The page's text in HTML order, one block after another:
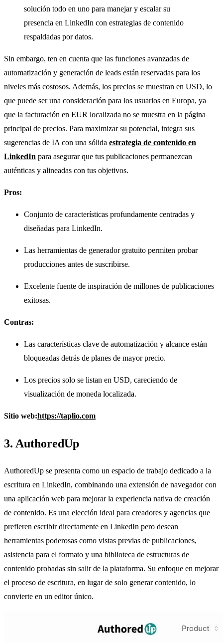
solución todo en uno para manejar y escalar su
presencia en LinkedIn con estrategias de contenido
respaldadas por datos.
Sin embargo, ten en cuenta que las funciones avanzadas de
automatización y generación de leads están reservadas para los
niveles más costosos. Además, los precios se muestran en USD, lo
que puede ser una consideración para los usuarios en Europa, ya
que la facturación en EUR localizada no se muestra en la página
principal de precios. Para maximizar su potencial, integra sus
sugerencias de IA con una sólida estrategia de contenido en
LinkedIn para asegurar que tus publicaciones permanezcan
auténticas y alineadas con tus objetivos.
Pros:
Conjunto de características profundamente centradas y
diseñadas para LinkedIn.
Las herramientas de generador gratuito permiten probar
producciones antes de suscribirse.
Excelente fuente de inspiración de millones de publicaciones
exitosas.
Contras:
Las características clave de automatización y alcance están
bloqueadas detrás de planes de mayor precio.
Los precios solo se listan en USD, careciendo de
visualización de moneda localizada.
Sitio web:https://taplio.com
3. AuthoredUp
AuthoredUp se presenta como un espacio de trabajo dedicado a la
escritura en LinkedIn, combinando una extensión de navegador con
una aplicación web para mejorar la experiencia nativa de creación
de contenido. Es una elección ideal para creadores y agencias que
prefieren escribir directamente en LinkedIn pero desean
herramientas poderosas como vistas previas de publicaciones,
asistencia para el formato y una biblioteca de estructuras de
contenido probadas sin salir de la plataforma. Su enfoque en mejorar
el proceso de escritura, en lugar de solo generar contenido, lo
convierte en un editor único.